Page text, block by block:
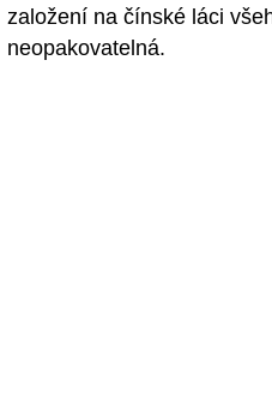
založení na čínské láci
neopakovatelná.